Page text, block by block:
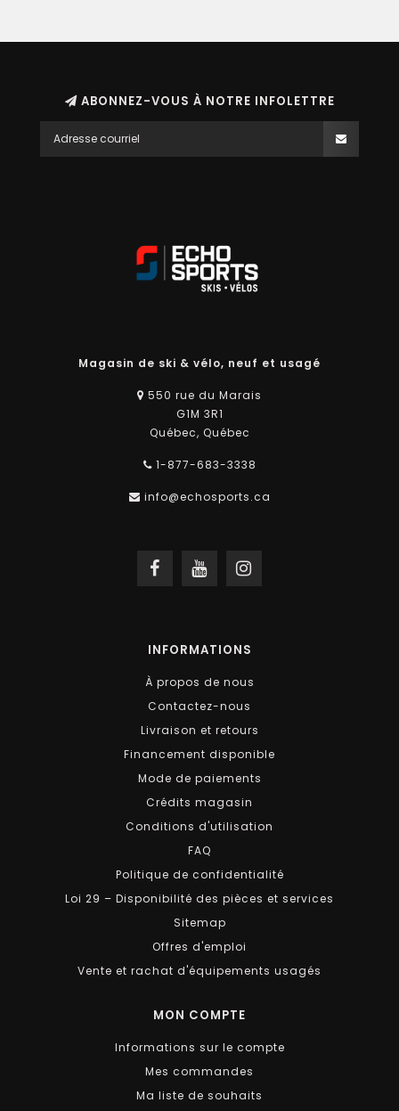
ABONNEZ-VOUS À NOTRE INFOLETTRE
Magasin de ski & vélo, neuf et usagé
550 rue du Marais
G1M 3R1
Québec, Québec
1-877-683-3338
info@echosports.ca
INFORMATIONS
À propos de nous
Contactez-nous
Livraison et retours
Financement disponible
Mode de paiements
Crédits magasin
Conditions d'utilisation
FAQ
Politique de confidentialité
Loi 29 – Disponibilité des pièces et services
Sitemap
Offres d'emploi
Vente et rachat d'équipements usagés
MON COMPTE
Informations sur le compte
Mes commandes
Ma liste de souhaits